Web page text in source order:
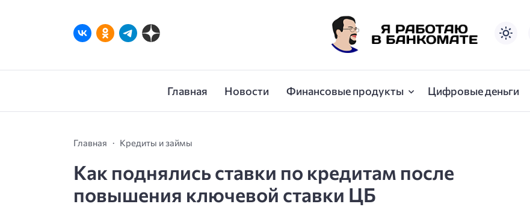
Главная Новости Финансовые продукты Цифровые деньги
Главная Кредиты и займы
Как поднялись ставки по кредитам после
повышения ключевой ставки ЦБ